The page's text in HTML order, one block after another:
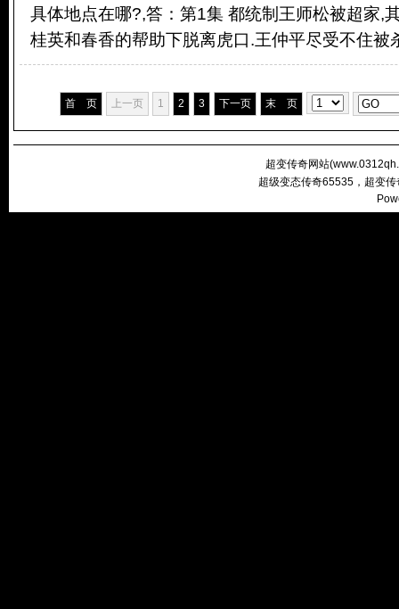
具体地点在哪?,答：第1集 都统制王师松被超家,
桂英和春香的帮助下脱离虎口.王仲平尽受不住被
首 页 上一页 1 2 3 下一页 末 页
超变传奇网站(
超级变态传奇65535，超变